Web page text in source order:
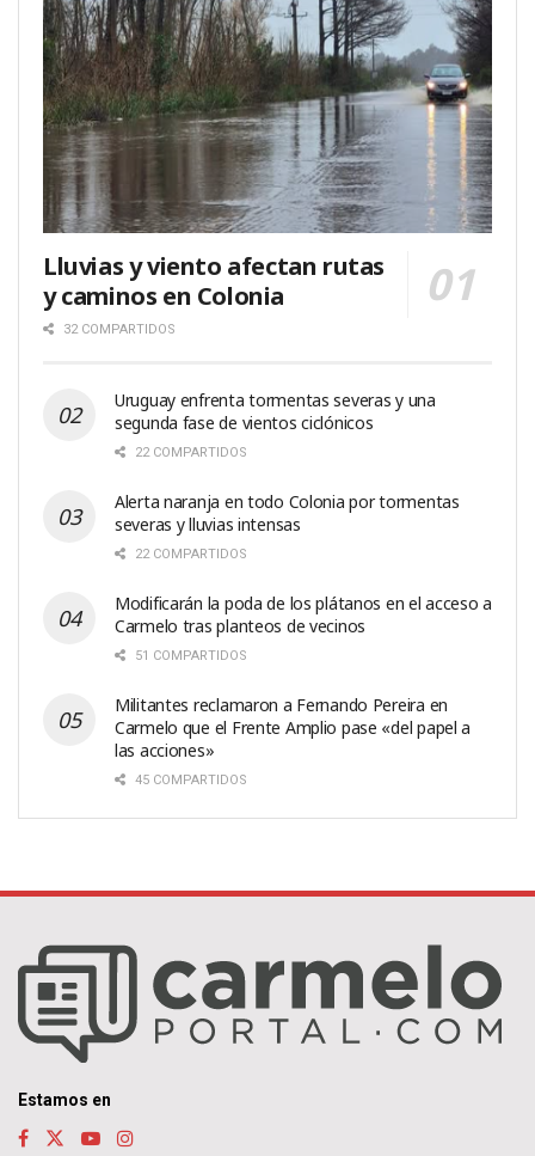
Lluvias y viento afectan rutas
y caminos en Colonia
32 COMPARTIDOS
Uruguay enfrenta tormentas severas y una
segunda fase de vientos ciclónicos
22 COMPARTIDOS
Alerta naranja en todo Colonia por tormentas
severas y lluvias intensas
22 COMPARTIDOS
Modificarán la poda de los plátanos en el acceso a
Carmelo tras planteos de vecinos
51 COMPARTIDOS
Militantes reclamaron a Fernando Pereira en
Carmelo que el Frente Amplio pase «del papel a
las acciones»
45 COMPARTIDOS
Estamos en